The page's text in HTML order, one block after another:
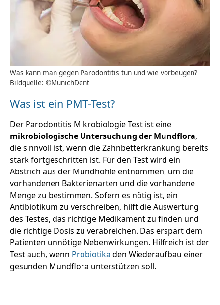
Was kann man gegen Parodontitis tun und wie vorbeugen?
Bildquelle: ©MunichDent
Was ist ein PMT-Test?
Der Parodontitis Mikrobiologie Test ist eine
mikrobiologische Untersuchung der Mundflora,
die sinnvoll ist, wenn die Zahnbetterkrankung bereits
stark fortgeschritten ist. Für den Test wird ein
Abstrich aus der Mundhöhle entnommen, um die
vorhandenen Bakterienarten und die vorhandene
Menge zu bestimmen. Sofern es nötig ist, ein
Antibiotikum zu verschreiben, hilft die Auswertung
des Testes, das richtige Medikament zu finden und
die richtige Dosis zu verabreichen. Das erspart dem
Patienten unnötige Nebenwirkungen. Hilfreich ist der
Test auch, wenn Probiotika den Wiederaufbau einer
gesunden Mundflora unterstützen soll.